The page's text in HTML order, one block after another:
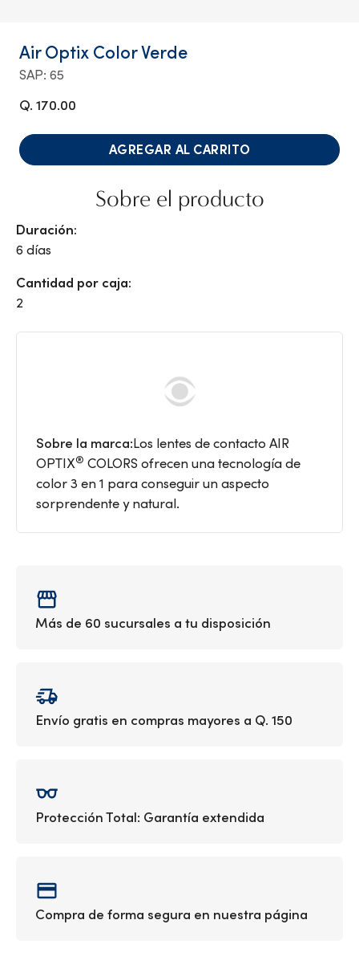
Air Optix Color Verde
SAP: 65
Q. 170.00
AGREGAR AL CARRITO
Sobre el producto
Duración:
6 días
Cantidad por caja:
2
Sobre la marca:Los lentes de contacto AIR
OPTIX® COLORS ofrecen una tecnología de
color 3 en 1 para conseguir un aspecto
sorprendente y natural.
Más de 60 sucursales a tu disposición
Envío gratis en compras mayores a Q. 150
Protección Total: Garantía extendida
Compra de forma segura en nuestra página